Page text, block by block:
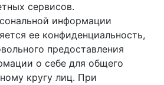
сервисов.
информации
ее конфиденциальность,
предоставления
о себе для общего
кругу лиц. При